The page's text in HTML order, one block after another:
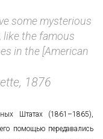
some mysterious
like the famous
in the [American
1876
Штатах (1861–1865),
помощью передавались